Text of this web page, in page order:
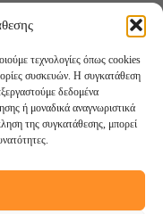
τεχνολογίες όπως cookies
συσκευών. Η συγκατάθεση
δεδομένα
ή μοναδικά αναγνωριστικά
της συγκατάθεσης, μπορεί